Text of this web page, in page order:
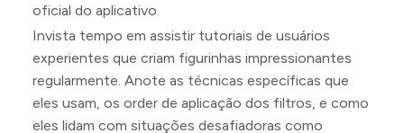
oficial do aplicativo.
Invista tempo em assistir tutoriais de usuários
experientes que criam figurinhas impressionantes
regularmente. Anote as técnicas específicas que
eles usam, os order de aplicação dos filtros, e como
eles lidam com situações desafiadoras como